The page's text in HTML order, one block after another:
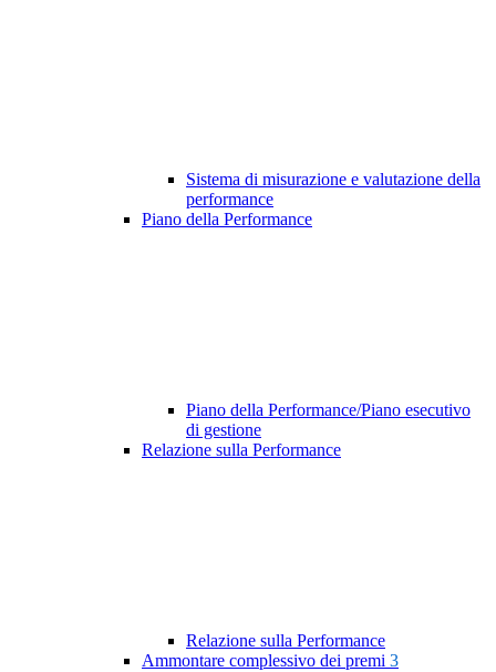
Sistema di misurazione e valutazione della
performance
Piano della Performance
Piano della Performance/Piano esecutivo
di gestione
Relazione sulla Performance
Relazione sulla Performance
Ammontare complessivo dei premi 3